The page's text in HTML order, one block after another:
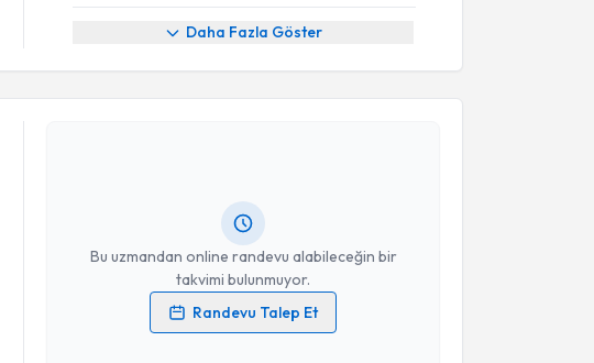
Daha Fazla Göster
Bu uzmandan online randevu alabileceğin bir
takvimi bulunmuyor.
Randevu Talep Et
Randevu Takvimi Talebi
Kişisel verilerimin işlenmesine ilişkinAydınlatma Metni